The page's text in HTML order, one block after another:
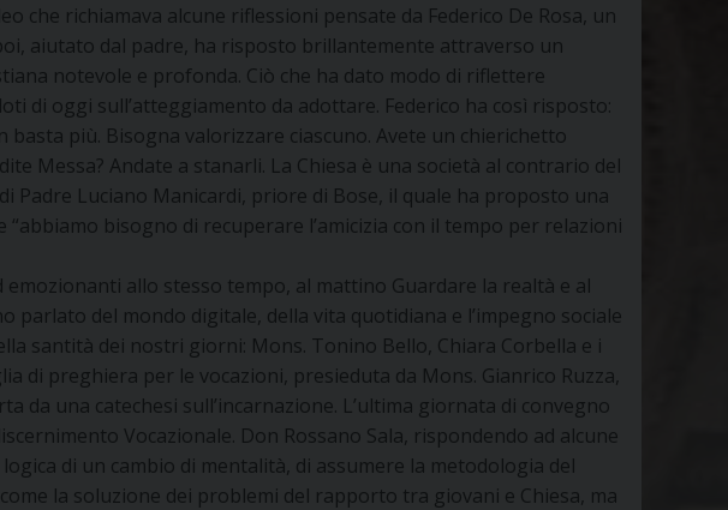
richiamava alcune riflessioni pensate da Federico De Rosa, un
aiutato dal padre, ha risposto brillantemente attraverso un
notevole e profonda. Ciò che ha dato modo di riflettere
di oggi sull’atteggiamento da adottare. Federico ha così risposto:
più. Bisogna valorizzare ciascuno. Avete un chierichetto
Messa? Andate a stanarli. La Chiesa è una società al contrario del
Padre Luciano Manicardi, priore di Bose, il quale ha proposto una
bisogno di recuperare l’amicizia con il tempo per relazioni
allo stesso tempo, al mattino Guardare la realtà e al
del mondo digitale, della vita quotidiana e l’impegno sociale
santità dei nostri giorni: Mons. Tonino Bello, Chiara Corbella e i
di preghiera per le vocazioni, presieduta da Mons. Gianrico Ruzza,
da una catechesi sull’incarnazione. L’ultima giornata di convegno
Vocazionale. Don Rossano Sala, rispondendo ad alcune
di un cambio di mentalità, di assumere la metodologia del
la soluzione dei problemi del rapporto tra giovani e Chiesa, ma